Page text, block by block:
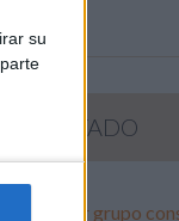
su
VISITADO
Primer grupo